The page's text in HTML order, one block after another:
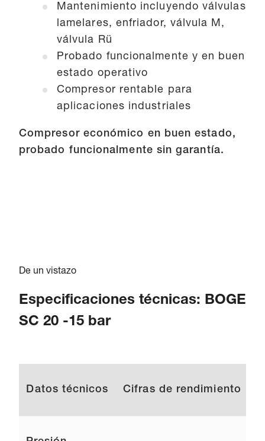
Mantenimiento incluyendo válvulas
lamelares, enfriador, válvula M,
válvula Rü
Probado funcionalmente y en buen
estado operativo
Compresor rentable para
aplicaciones industriales
Compresor económico en buen estado,
probado funcionalmente sin garantía.
De un vistazo
Especificaciones técnicas: BOGE
SC 20 -15 bar
Datos técnicos Cifras de rendimiento